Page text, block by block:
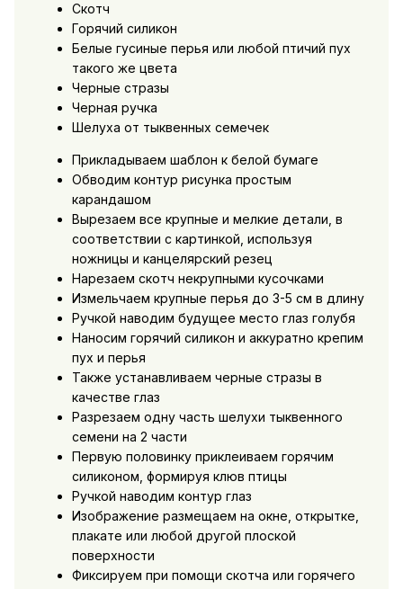
Скотч
Горячий силикон
Белые гусиные перья или любой птичий пух
такого же цвета
Черные стразы
Черная ручка
Шелуха от тыквенных семечек
Прикладываем шаблон к белой бумаге
Обводим контур рисунка простым
карандашом
Вырезаем все крупные и мелкие детали, в
соответствии с картинкой, используя
ножницы и канцелярский резец
Нарезаем скотч некрупными кусочками
Измельчаем крупные перья до 3-5 см в длину
Ручкой наводим будущее место глаз голубя
Наносим горячий силикон и аккуратно крепим
пух и перья
Также устанавливаем черные стразы в
качестве глаз
Разрезаем одну часть шелухи тыквенного
семени на 2 части
Первую половинку приклеиваем горячим
силиконом, формируя клюв птицы
Ручкой наводим контур глаз
Изображение размещаем на окне, открытке,
плакате или любой другой плоской
поверхности
Фиксируем при помощи скотча или горячего